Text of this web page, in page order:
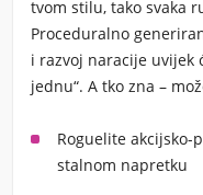
tvom stilu, tako svaka
Proceduralno
i razvoj naracije uvijek
jednu“. A tko zna –
Roguelite
stalnom napretku